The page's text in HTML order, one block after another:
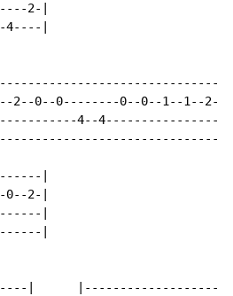
2-|
|
0--0--------0--0--1--1--2--
4--
|
2-|
|
|
|